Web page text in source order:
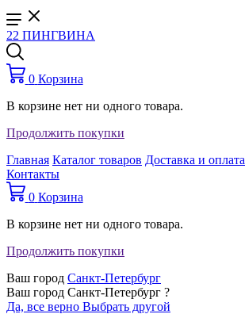
22 ПИНГВИНА
0 Корзина
В корзине нет ни одного товара.
Продолжить покупки
Главная Каталог товаров Доставка и оплата
Контакты
0 Корзина
В корзине нет ни одного товара.
Продолжить покупки
Ваш город Санкт-Петербург
Ваш город Санкт-Петербург ?
Да, все верно Выбрать другой